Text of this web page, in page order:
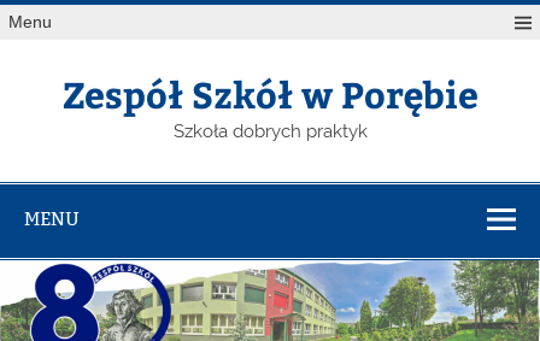
Menu
Zespół Szkół w Porębie
Szkoła dobrych praktyk
MENU